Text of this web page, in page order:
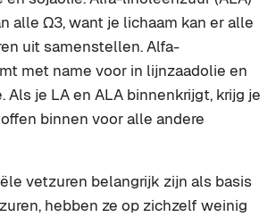
alle Ω3, want je lichaam kan er alle
uit samenstellen. Alfa-
met name voor in lijnzaadolie en
Als je LA en ALA binnenkrijgt, krijg je
binnen voor alle andere
vetzuren belangrijk zijn als basis
hebben ze op zichzelf weinig